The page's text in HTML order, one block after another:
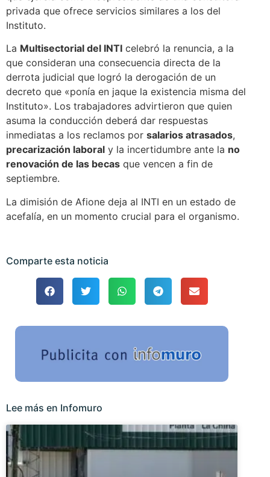
privada que ofrece servicios similares a los del
Instituto.
La Multisectorial del INTI celebró la renuncia, a la
que consideran una consecuencia directa de la
derrota judicial que logró la derogación de un
decreto que «ponía en jaque la existencia misma del
Instituto». Los trabajadores advirtieron que quien
asuma la conducción deberá dar respuestas
inmediatas a los reclamos por salarios atrasados,
precarización laboral y la incertidumbre ante la no
renovación de las becas que vencen a fin de
septiembre.
La dimisión de Afione deja al INTI en un estado de
acefalía, en un momento crucial para el organismo.
Comparte esta noticia
Lee más en Infomuro